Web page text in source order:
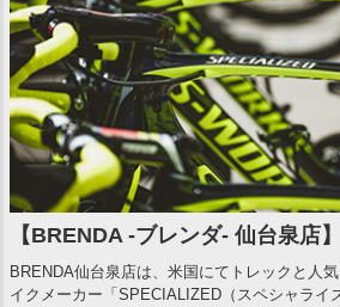
【BRENDA -ブレンダ- 仙台泉店】
BRENDA仙台泉店は、米国にてトレックと人
イクメーカー「SPECIALIZED（スペシャライ